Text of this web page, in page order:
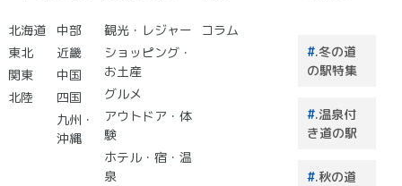
道の駅
２０
選 道
の駅で
買うも
のはこ
れで決
まり！
北海道
東北
関東
北陸
中部
近畿
中国
四国
九州・
沖縄
観光・レジャー
ショッピング・
お土産
グルメ
アウトドア・体
験
ホテル・宿・温
泉
コラム
.冬の道
の駅特集
.温泉付
き道の駅
.秋の道